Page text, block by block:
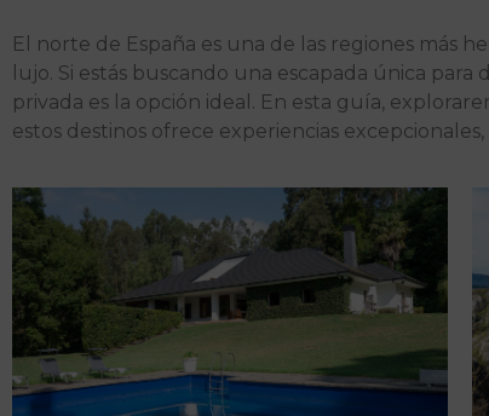
El norte de España es una de las regiones más
lujo. Si estás buscando una escapada única
privada es la opción ideal. En esta guía,
estos destinos ofrece experiencias